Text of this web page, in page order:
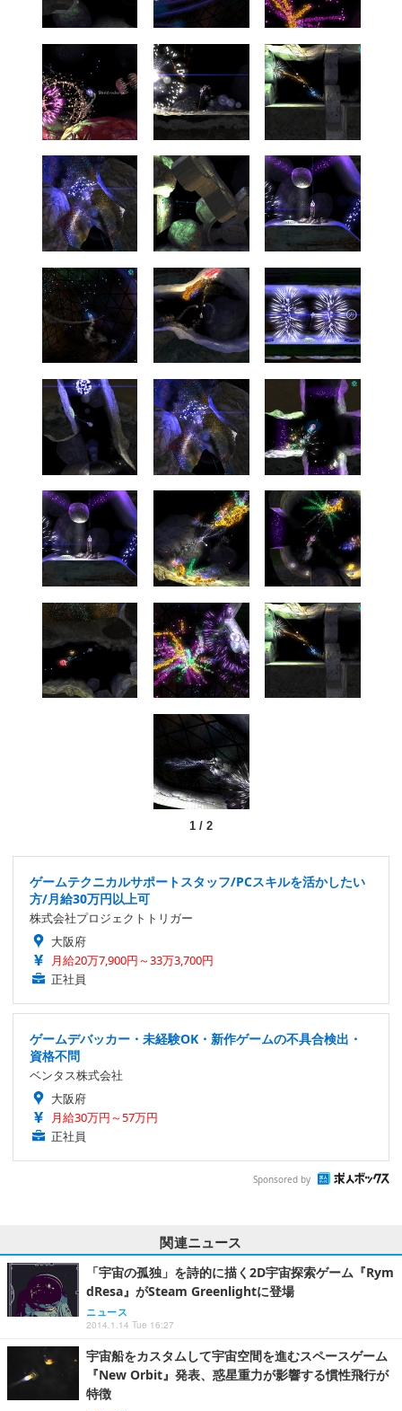
1/ 2
ゲームテクニカルサポートスタッフ/PCスキルを活かしたい
方/月給30万円以上可
株式会社プロジェクトトリガー
大阪府
月給20万7,900円～33万3,700円
正社員
ゲームデバッカー・未経験OK・新作ゲームの不具合検出・
資格不問
ベンタス株式会社
大阪府
月給30万円～57万円
正社員
Sponsored by
関連ニュース
「宇宙の孤独」を詩的に描く2D宇宙探索ゲーム『Rym
dResa』がSteam Greenlightに登場
ニュース
2014.1.14 Tue 16:27
宇宙船をカスタムして宇宙空間を進むスペースゲーム
『New Orbit』発表、惑星重力が影響する慣性飛行が
特徴